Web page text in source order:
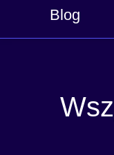
Blog